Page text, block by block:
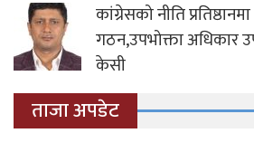
कांग्रेसको नीति
गठन,उपभोक्ता अधिकार
केसी
ताजा अपडेट